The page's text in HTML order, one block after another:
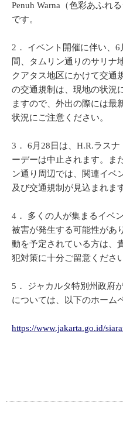
Penuh Warna（色彩あふれ
です。
2．
イベント開催に伴い、
間、タムリン通りのサリナ
クアタス地区にかけて交通
の交通規制は、現地の状況
ますので、外出の際には最
状況にご注意ください。
3．
6月28日は、H.R.ラス
ーデーは中止されます。ま
ン通り周辺では、関連イベ
及び交通規制が見込まれま
4．
多くの人が集まるイベ
被害が発生する可能性があ
動を予定されている方は、
犯対策に十分ご留意くださ
5．
ジャカルタ特別州政府
については、以下のホーム
https://www.jakarta.go.id/